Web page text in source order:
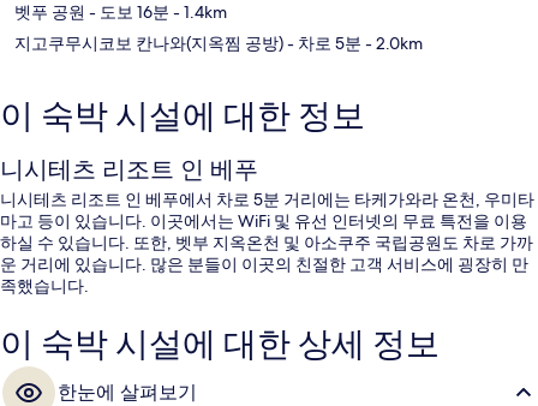
벳푸 공원 - 도보 16분 - 1.4km
지고쿠무시코보 칸나와(지옥찜 공방)- 차로 5분 - 2.0km
이 숙박 시설에 대한 정보
니시테츠 리조트 인 베푸
니시테츠 리조트 인 베푸에서 차로 5분 거리에는 타케가와라 온천, 우미타
마고 등이 있습니다. 이곳에서는 WiFi 및 유선 인터넷의 무료 특전을 이용
하실 수 있습니다. 또한, 벳부 지옥온천 및 아소쿠주 국립공원도 차로 가까
운 거리에 있습니다. 많은 분들이 이곳의 친절한 고객 서비스에 굉장히 만
족했습니다.
이 숙박 시설에 대한 상세 정보
한눈에 살펴보기